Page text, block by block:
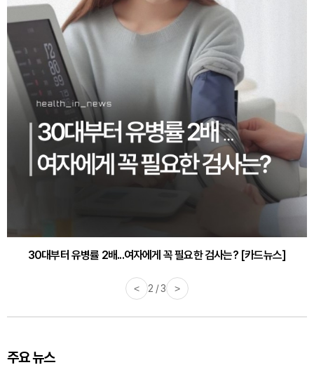
30대부터 유병률 2배...여자에게 꼭 필요한 검사는? [카드뉴스]
감기·독감 예방하고 면역력 높이는 4가지 영양제 [카드뉴스]
< 2 / 3 >
주요 뉴스